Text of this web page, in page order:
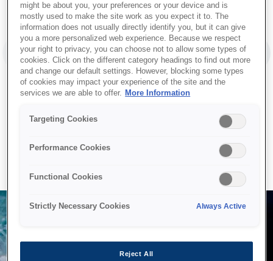
בין השנים 1980 ל-2020,
צריכת החשמל העולמית
גדלה ביותר מפי 3.1
NEXT SLIDE
might be about you, your preferences or your device and is
mostly used to make the site work as you expect it to. The
information does not usually directly identify you, but it can give
you a more personalized web experience. Because we respect
your right to privacy, you can choose not to allow some types of
cookies. Click on the different category headings to find out more
and change our default settings. However, blocking some types
of cookies may impact your experience of the site and the
services we are able to offer. More Information
Targeting Cookies
Performance Cookies
Functional Cookies
Strictly Necessary Cookies Always Active
Reject All